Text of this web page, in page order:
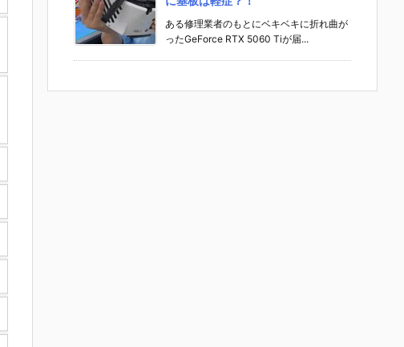
ある修理業者のもとにベキベキに折れ曲が
ったGeForce RTX 5060 Tiが届...